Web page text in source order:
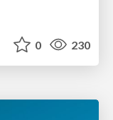
0 230